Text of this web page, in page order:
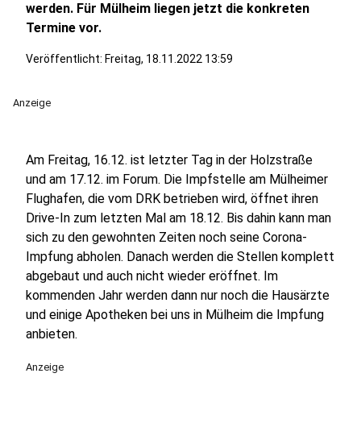
werden. Für Mülheim liegen jetzt die konkreten
Termine vor.
Veröffentlicht: Freitag, 18.11.2022 13:59
Anzeige
Am Freitag, 16.12. ist letzter Tag in der Holzstraße
und am 17.12. im Forum. Die Impfstelle am Mülheimer
Flughafen, die vom DRK betrieben wird, öffnet ihren
Drive-In zum letzten Mal am 18.12. Bis dahin kann man
sich zu den gewohnten Zeiten noch seine Corona-
Impfung abholen. Danach werden die Stellen komplett
abgebaut und auch nicht wieder eröffnet. Im
kommenden Jahr werden dann nur noch die Hausärzte
und einige Apotheken bei uns in Mülheim die Impfung
anbieten.
Anzeige